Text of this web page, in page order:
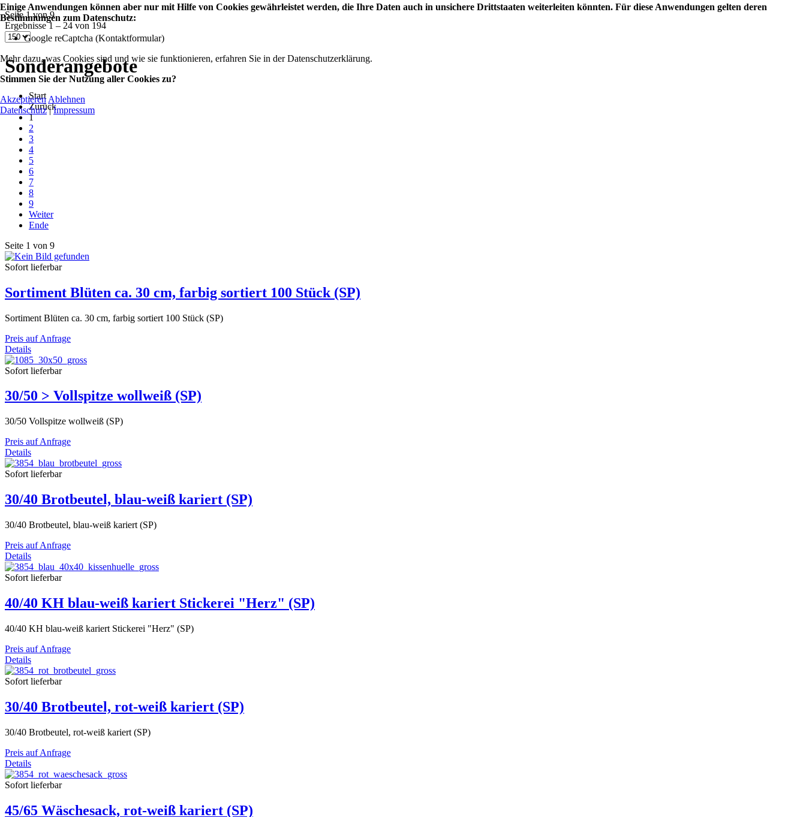
Seite 1 von 9
Ergebnisse 1 – 24 von 194
Sonderangebote
Start
Zurück
1
2
3
4
5
6
7
8
9
Weiter
Ende
Seite 1 von 9
Sofort lieferbar
Sortiment Blüten ca. 30 cm, farbig sortiert 100 Stück (SP)
Sortiment Blüten ca. 30 cm, farbig sortiert 100 Stück (SP)
Preis auf Anfrage
Details
Sofort lieferbar
30/50 > Vollspitze wollweiß (SP)
30/50 Vollspitze wollweiß (SP)
Preis auf Anfrage
Details
Sofort lieferbar
30/40 Brotbeutel, blau-weiß kariert (SP)
30/40 Brotbeutel, blau-weiß kariert (SP)
Preis auf Anfrage
Details
Sofort lieferbar
40/40 KH blau-weiß kariert Stickerei "Herz" (SP)
40/40 KH blau-weiß kariert Stickerei "Herz" (SP)
Preis auf Anfrage
Details
Sofort lieferbar
30/40 Brotbeutel, rot-weiß kariert (SP)
30/40 Brotbeutel, rot-weiß kariert (SP)
Preis auf Anfrage
Details
Sofort lieferbar
45/65 Wäschesack, rot-weiß kariert (SP)
Einige Anwendungen können aber nur mit Hilfe von Cookies gewährleistet werden, die Ihre Daten auch in unsichere Drittstaaten weiterleiten könnten. Für diese Anwendungen gelten deren
Bestimmungen zum Datenschutz:
Google reCaptcha (Kontaktformular)
Mehr dazu, was Cookies sind und wie sie funktionieren, erfahren Sie in der Datenschutzerklärung.
Stimmen Sie der Nutzung aller Cookies zu?
Akzeptieren Ablehnen
Datenschutz|Impressum